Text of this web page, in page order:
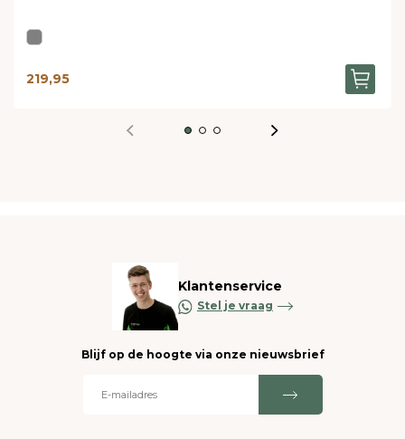
219,95
Klantenservice
Stel je vraag
Blijf op de hoogte via onze nieuwsbrief